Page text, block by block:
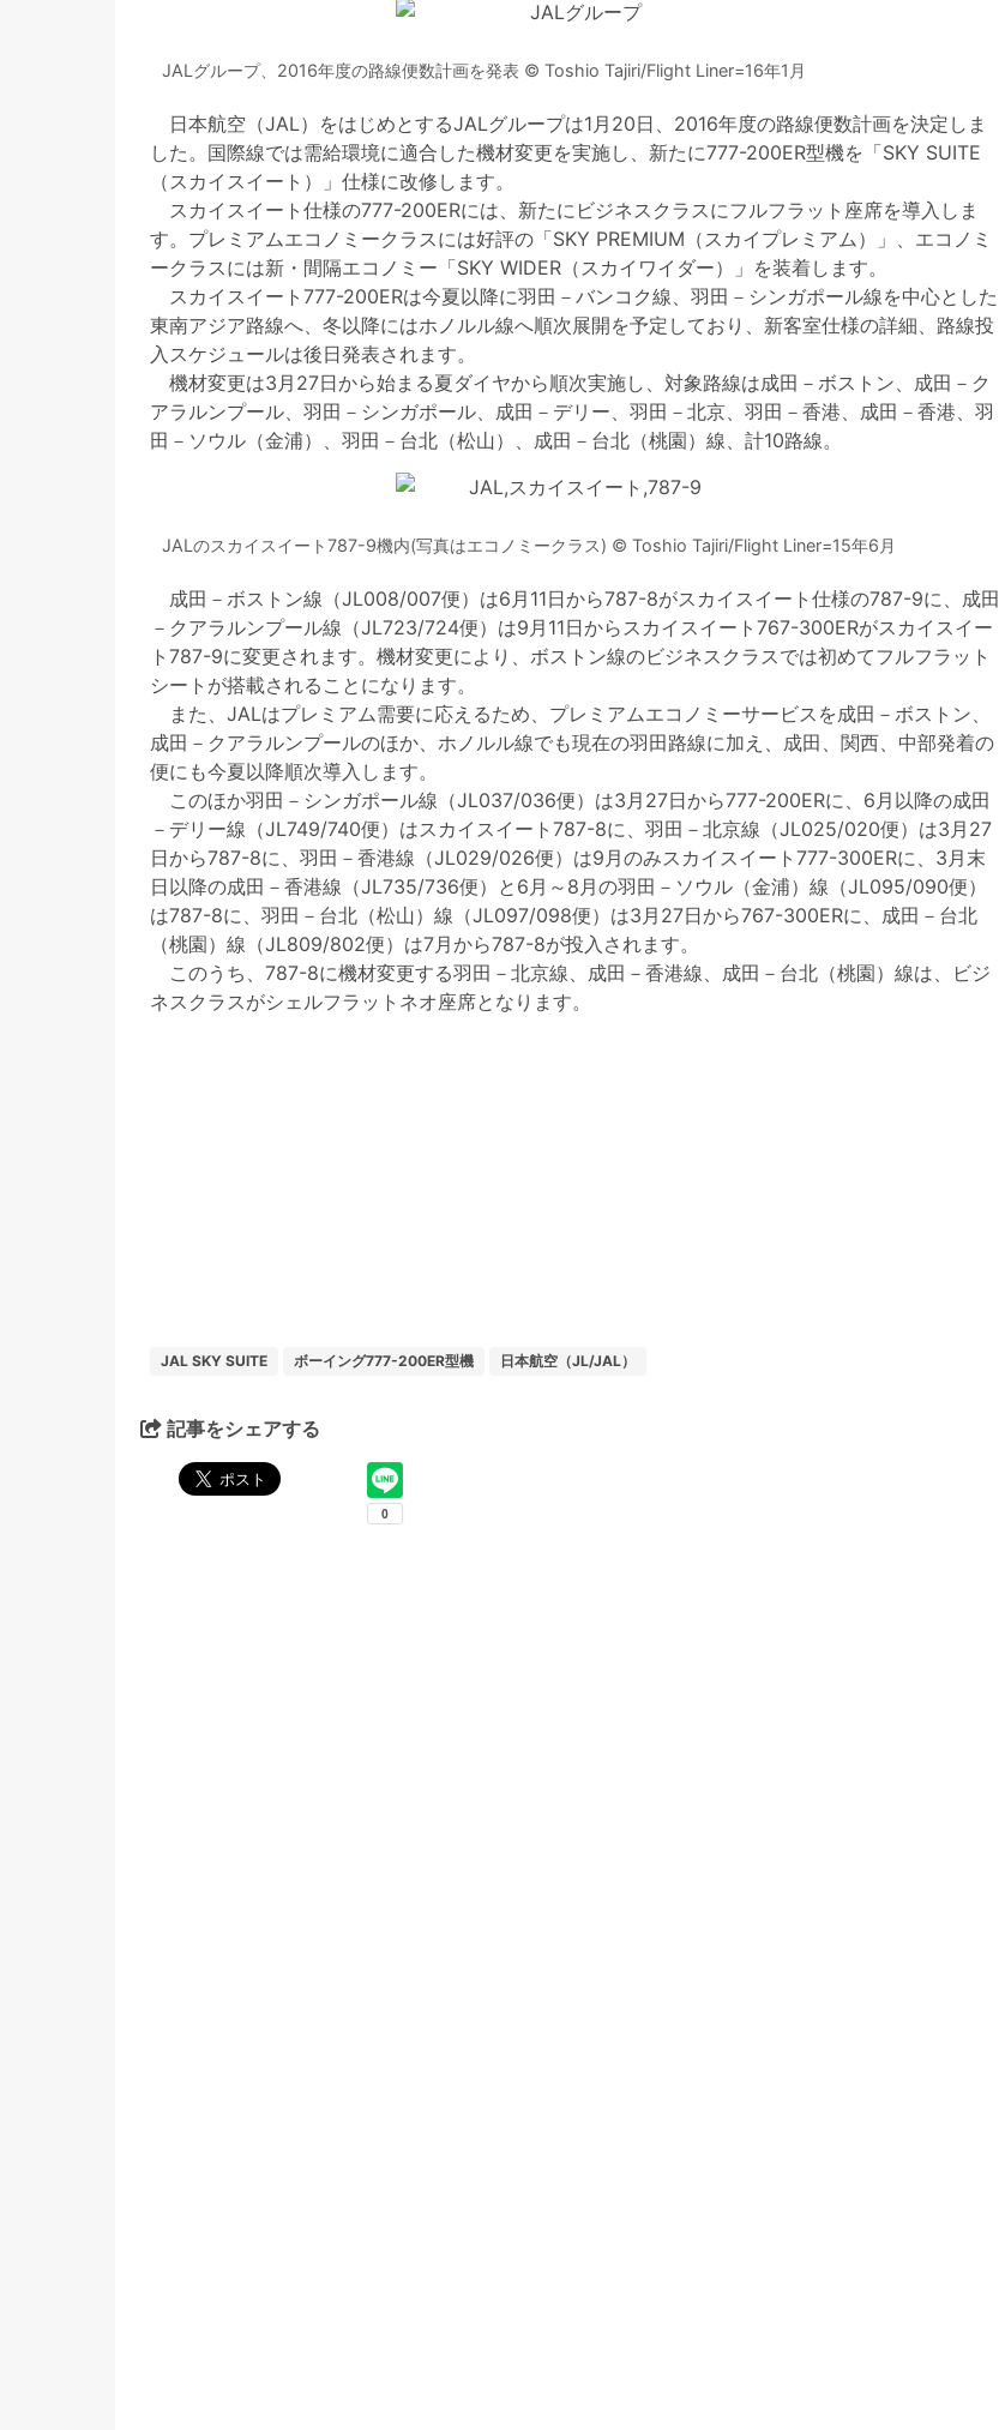
JALグループ、2016年度の路線便数計画を発表 © Toshio Tajiri/Flight Liner=16年1月
日本航空（JAL）をはじめとするJALグループは1月20日、2016年度の路線便数計画を決定しま
した。国際線では需給環境に適合した機材変更を実施し、新たに777-200ER型機を「SKY SUITE
（スカイスイート）」仕様に改修します。
スカイスイート仕様の777-200ERには、新たにビジネスクラスにフルフラット座席を導入しま
す。プレミアムエコノミークラスには好評の「SKY PREMIUM（スカイプレミアム）」、エコノミ
ークラスには新・間隔エコノミー「SKY WIDER（スカイワイダー）」を装着します。
スカイスイート777-200ERは今夏以降に羽田－バンコク線、羽田－シンガポール線を中心とした
東南アジア路線へ、冬以降にはホノルル線へ順次展開を予定しており、新客室仕様の詳細、路線投
入スケジュールは後日発表されます。
機材変更は3月27日から始まる夏ダイヤから順次実施し、対象路線は成田－ボストン、成田－ク
アラルンプール、羽田－シンガポール、成田－デリー、羽田－北京、羽田－香港、成田－香港、羽
田－ソウル（金浦）、羽田－台北（松山）、成田－台北（桃園）線、計10路線。
JALのスカイスイート787-9機内(写真はエコノミークラス) © Toshio Tajiri/Flight Liner=15年6月
成田－ボストン線（JL008/007便）は6月11日から787-8がスカイスイート仕様の787-9に、成田
－クアラルンプール線（JL723/724便）は9月11日からスカイスイート767-300ERがスカイスイー
ト787-9に変更されます。機材変更により、ボストン線のビジネスクラスでは初めてフルフラット
シートが搭載されることになります。
また、JALはプレミアム需要に応えるため、プレミアムエコノミーサービスを成田－ボストン、
成田－クアラルンプールのほか、ホノルル線でも現在の羽田路線に加え、成田、関西、中部発着の
便にも今夏以降順次導入します。
このほか羽田－シンガポール線（JL037/036便）は3月27日から777-200ERに、6月以降の成田
－デリー線（JL749/740便）はスカイスイート787-8に、羽田－北京線（JL025/020便）は3月27
日から787-8に、羽田－香港線（JL029/026便）は9月のみスカイスイート777-300ERに、3月末
日以降の成田－香港線（JL735/736便）と6月～8月の羽田－ソウル（金浦）線（JL095/090便）
は787-8に、羽田－台北（松山）線（JL097/098便）は3月27日から767-300ERに、成田－台北
（桃園）線（JL809/802便）は7月から787-8が投入されます。
このうち、787-8に機材変更する羽田－北京線、成田－香港線、成田－台北（桃園）線は、ビジ
ネスクラスがシェルフラットネオ座席となります。
JAL SKY SUITE ボーイング777-200ER型機 日本航空（JL/JAL）
記事をシェアする